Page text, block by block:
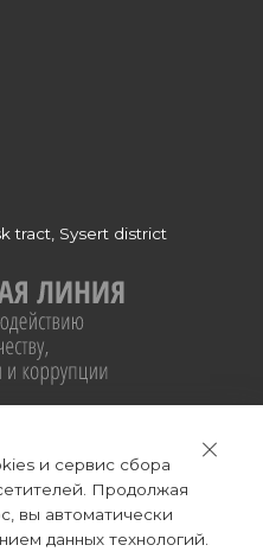
tract, Sysert district
JSC "UPZ"
и сервис сбора
Продолжая
вы автоматически
данных технологий.